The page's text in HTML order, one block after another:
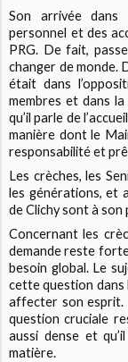
Son arrivée dans
personnel et des
PRG. De fait,
changer de monde.
était dans
membres et dans
qu’il parle de
manière dont le
responsabilité et
Les crèches, les
les générations, et
de Clichy sont à son
Concernant les
demande reste
besoin global. Le
cette question dans
affecter son esprit.
question cruciale
aussi dense et
matière.